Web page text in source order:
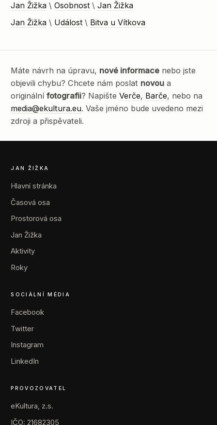
Jan Žižka \Osobnost \Jan Žižka
Jan Žižka \ Událost \ Bitva u Vítkova
Máte návrh na úpravu, nové informace nebo jste
objevili chybu? Chcete nám poslat novou a
originálnífotografii? NapišteVerče, Barče, nebo na
media@ekultura.eu. Vaše jméno bude uvedeno mezi
zdroji a přispěvateli.
JAN ŽIŽKA
Hlavní stránka
Časová osa
Prostorová osa
Jan Žižka
Aktivity
Roky
SOCIÁLNÍ MÉDIA
Facebook
Twitter
Instagram
LinkedIn
PROVOZOVATEL
eKultura, z.s.
IČO: 21682305